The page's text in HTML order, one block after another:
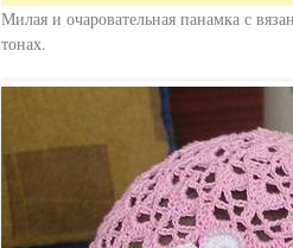
Милая и очаровательная панамка с
тонах.